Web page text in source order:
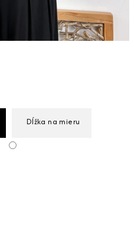
Dĺžka na mieru